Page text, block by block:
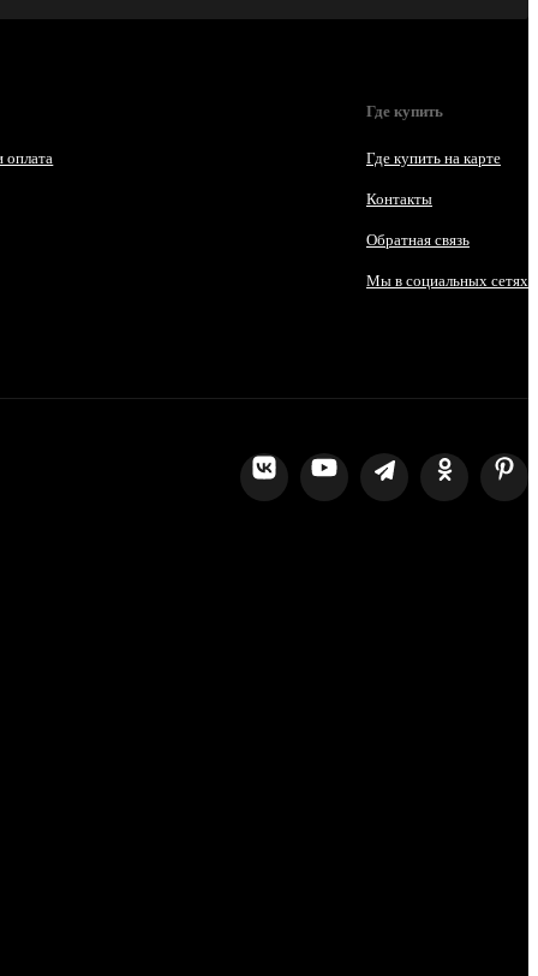
оплата
Где купить
Где купить на карте
Контакты
Обратная связь
Мы в социальных сетях